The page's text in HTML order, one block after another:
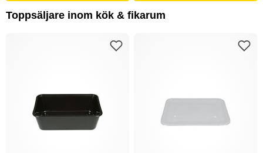
Toppsäljare inom kök & fikarum